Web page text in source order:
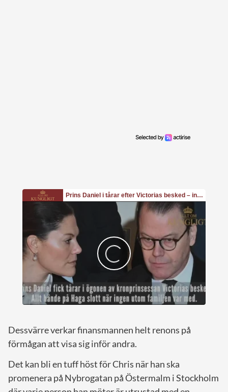
Dessvärre verkar finansmannen helt renons på
förmågan att visa sig inför andra.
Det kan bli en tuff höst för Chris när han ska
promenera på Nybrogatan på Östermalm i Stockholm